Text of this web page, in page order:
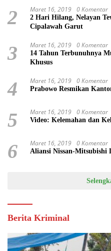
2 Maret 16, 2019 0 Komentar
2 Hari Hilang, Nelayan
Cipalawah Garut
3 Maret 16, 2019 0 Komentar
14 Tahun Terbunuhnya
Khusus
4 Maret 16, 2019 0 Komentar
Prabowo Resmikan
5 Maret 16, 2019 0 Komentar
Video: Kelemahan dan
6 Maret 16, 2019 0 Komentar
Aliansi Nissan-
Berita Kriminal